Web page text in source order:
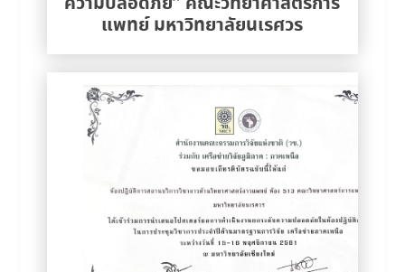
แพทย์ มหาวิทยาลัยนเรศวร